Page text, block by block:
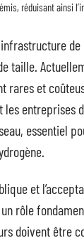
réduisant ainsi
taille.
rares et
les entreprises
essentiel
et
rôle
doivent être